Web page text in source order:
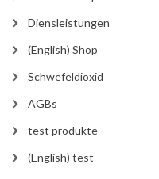
Diensleistungen
(English) Shop
Schwefeldioxid
AGBs
test produkte
(English) test